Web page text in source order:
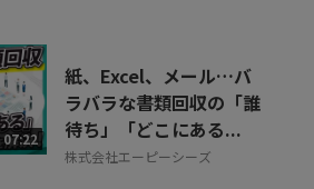
07:22
紙、Excel、メール…バ
ラバラな書類回収の「誰
待ち」「どこにある...
株式会社エーピーシーズ